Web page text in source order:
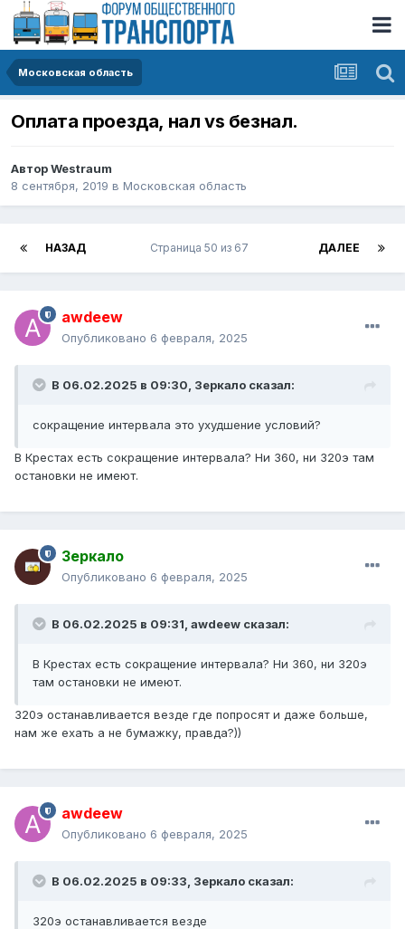
Московская область
Оплата проезда, нал vs безнал.
АвторWestraum
8 сентября, 2019 в Московская область
НАЗАД ДАЛЕЕ
Страница 50 из 67
awdeew
Опубликовано 6 февраля, 2025
В 06.02.2025 в 09:30, Зеркало сказал:
сокращение интервала это ухудшение условий?
В Крестах есть сокращение интервала? Ни 360, ни 320э там
остановки не имеют.
Зеркало
Опубликовано 6 февраля, 2025
В 06.02.2025 в 09:31, awdeew сказал:
В Крестах есть сокращение интервала? Ни 360, ни 320э
там остановки не имеют.
320э останавливается везде где попросят и даже больше,
нам же ехать а не бумажку, правда?))
awdeew
Опубликовано 6 февраля, 2025
В 06.02.2025 в 09:33, Зеркало сказал:
320э останавливается везде